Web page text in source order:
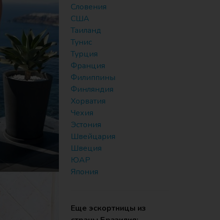
Словения
США
Таиланд
Тунис
Турция
Франция
Филиппины
Финляндия
Хорватия
Чехия
Эстония
Швейцария
Швеция
ЮАР
Япония
Еще эскортницы из